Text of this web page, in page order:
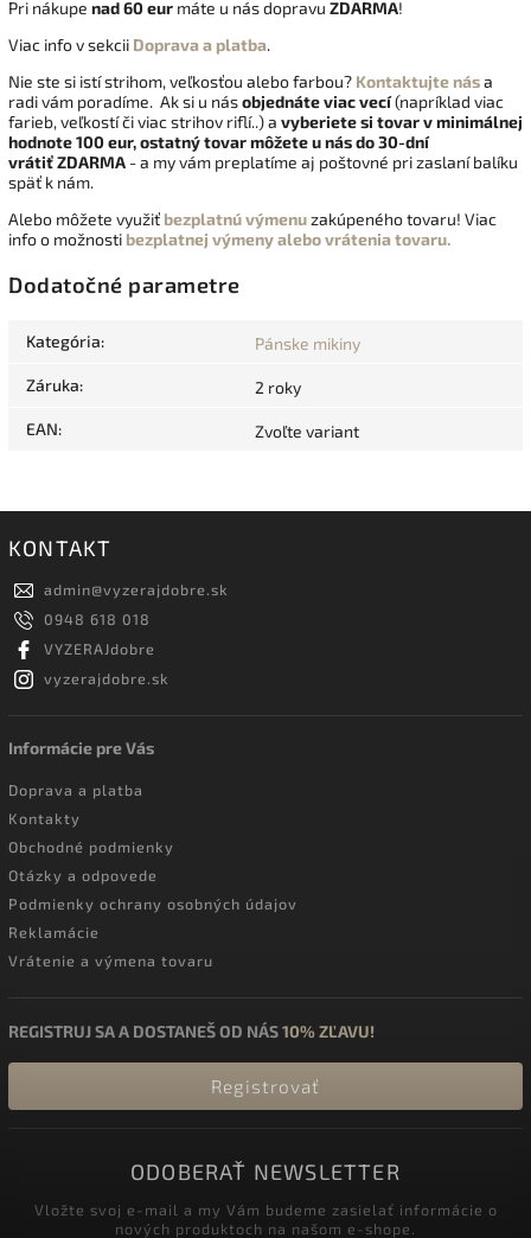
Pri nákupe nad 60 eur máte u nás dopravu ZDARMA!
Viac info v sekcii Doprava a platba.
Nie ste si istí strihom, veľkosťou alebo farbou? Kontaktujte nása
radi vám poradíme. Ak si u násobjednáte viac vecí(napríklad viac
farieb, veľkostí či viac strihov riflí..) a vyberiete si tovar v minimálnej
hodnote 100 eur, ostatný tovar môžete u nás do 30-dní
vrátiťZDARMA - a my vám preplatíme aj poštovné pri zaslaní balíku
späť k nám.
Alebo môžete využiť bezplatnú výmenuzakúpeného tovaru! Viac
info o možnosti bezplatnej výmeny alebo vrátenia tovaru.
Dodatočné parametre
Kategória: Pánske mikiny
Záruka: 2 roky
EAN: Zvoľte variant
KONTAKT
admin@vyzerajdobre.sk
0948 618 018
VYZERAJdobre
vyzerajdobre.sk
Informácie pre Vás
Doprava a platba
Kontakty
Obchodné podmienky
Otázky a odpovede
Podmienky ochrany osobných údajov
Reklamácie
Vrátenie a výmena tovaru
REGISTRUJ SA A DOSTANEŠ OD NÁS10% ZĽAVU!
Registrovať
ODOBERAŤ NEWSLETTER
Vložte svoj e-mail a my Vám budeme zasielať informácie o
nových produktoch na našom e-shope.